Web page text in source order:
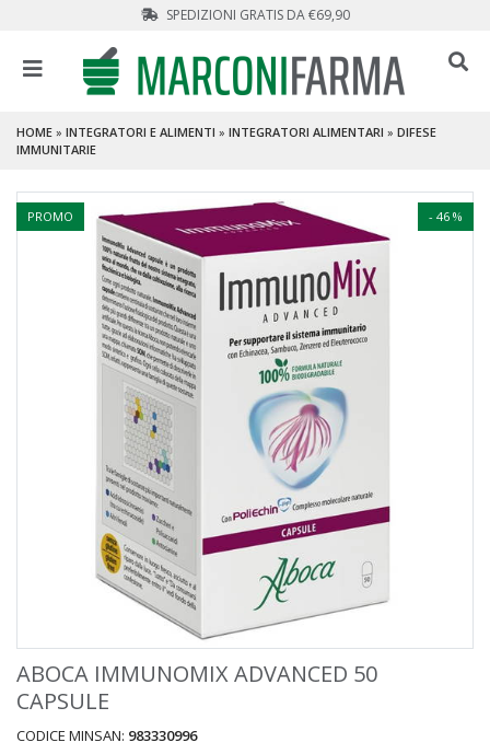
SPEDIZIONI GRATIS DA €69,90
HOME » INTEGRATORI E ALIMENTI » INTEGRATORI ALIMENTARI » DIFESE
IMMUNITARIE
- 46 %
PROMO
ABOCA IMMUNOMIX ADVANCED 50
CAPSULE
CODICE MINSAN: 983330996